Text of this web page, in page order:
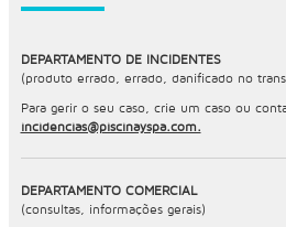
DEPARTAMENTO DE INCIDENTES
(produto errado, errado, danificado no
Para gerir o seu caso, crie um caso ou
incidencias@piscinayspa.com.
DEPARTAMENTO COMERCIAL
(consultas, informações gerais)